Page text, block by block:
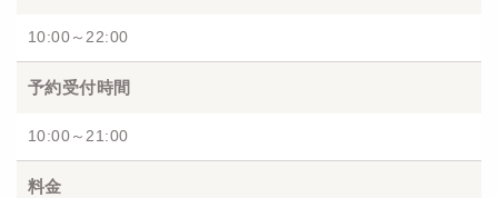
10:00～22:00
予約受付時間
10:00～21:00
料金